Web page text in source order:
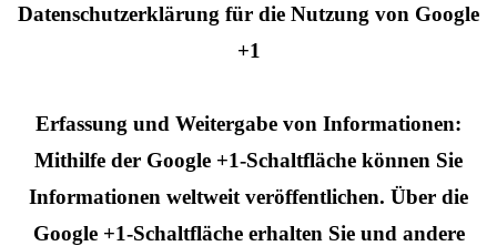
Datenschutzerklärung für die Nutzung von Google
+1
Erfassung und Weitergabe von Informationen:
Mithilfe der Google +1-Schaltfläche können Sie
Informationen weltweit veröffentlichen. Über die
Google +1-Schaltfläche erhalten Sie und andere